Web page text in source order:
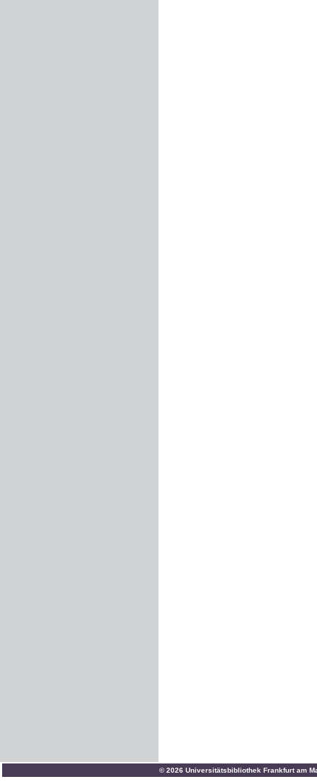
© 2026 Universitätsbibliothek Frankfurt am